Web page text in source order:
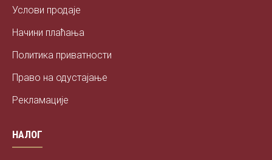
Услови продаје
Начини плаћања
Политика приватности
Право на одустајање
Рекламације
НАЛОГ